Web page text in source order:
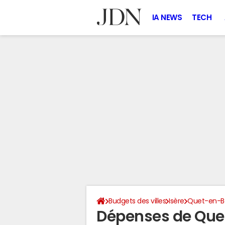
IA NEWS TECH
Budgets des villes Isère Quet-en-
Dépenses de